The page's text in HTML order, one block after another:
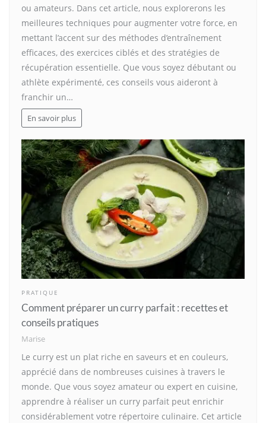
ou amateurs. Dans cet article, nous explorerons les
meilleures techniques pour augmenter votre force, en
mettant l’accent sur des méthodes d’entraînement
efficaces, des exercices ciblés et des stratégies de
récupération essentielle. Que vous soyez débutant ou
athlète expérimenté, ces conseils vous aideront à
franchir un…
En savoir plus
PRATIQUE
Comment préparer un curry parfait : recettes et
conseils pratiques
Marise
Le curry est un plat riche en saveurs et en couleurs,
apprécié dans de nombreuses cuisines à travers le
monde. Que vous soyez amateur ou expert en cuisine,
apprendre à réaliser un curry parfait peut enrichir
considérablement votre répertoire culinaire. Cet article